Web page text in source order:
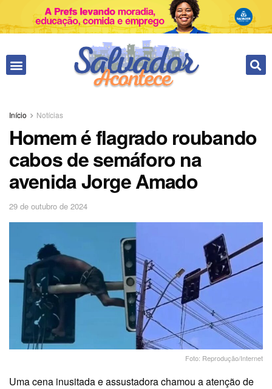
Início Notícias
Homem é flagrado roubando
cabos de semáforo na
avenida Jorge Amado
29 de outubro de 2024
Foto: Reprodução/Internet
Uma cena inusitada e assustadora chamou a atenção de